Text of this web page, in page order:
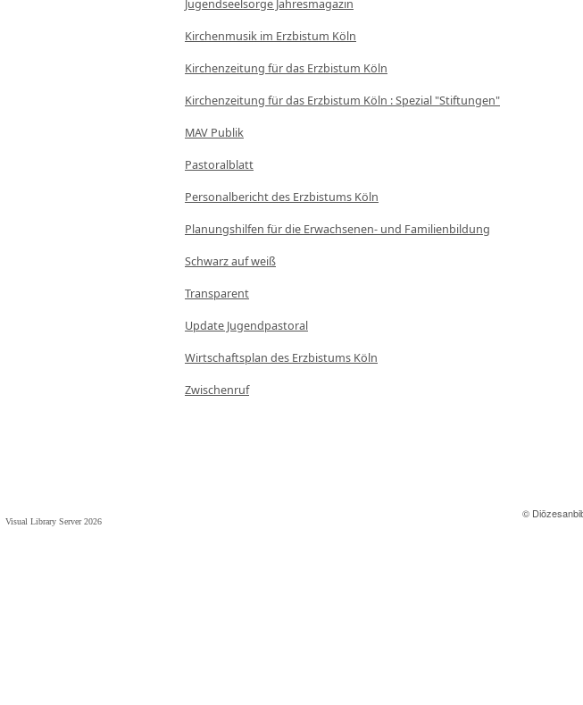
©
Visual Library Server 2026
Kirchenmusik im Erzbistum Köln
Kirchenzeitung für das Erzbistum Köln
Kirchenzeitung für das Erzbistum Köln : Spezial "Stiftungen"
MAV Publik
Pastoralblatt
Personalbericht des Erzbistums Köln
Planungshilfen für die Erwachsenen- und Familienbildung
Schwarz auf weiß
Transparent
Update Jugendpastoral
Wirtschaftsplan des Erzbistums Köln
Zwischenruf